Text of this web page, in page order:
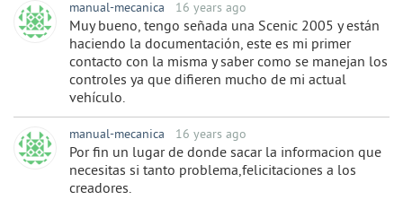
manual-mecanica 16 years ago
Muy bueno, tengo señada una Scenic 2005 y están
haciendo la documentación, este es mi primer
contacto con la misma y saber como se manejan los
controles ya que difieren mucho de mi actual
vehículo.
manual-mecanica 16 years ago
Por fin un lugar de donde sacar la informacion que
necesitas si tanto problema,felicitaciones a los
creadores.